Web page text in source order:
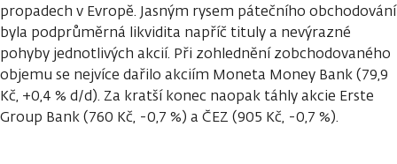
propadech v Evropě. Jasným rysem pátečního obchodování
byla podprůměrná likvidita napříč tituly a nevýrazné
pohyby jednotlivých akcií. Při zohlednění zobchodovaného
objemu se nejvíce dařilo akciím Moneta Money Bank (79,9
Kč, +0,4 % d/d). Za kratší konec naopak táhly akcie Erste
Group Bank (760 Kč, -0,7 %) a ČEZ (905 Kč, -0,7 %).